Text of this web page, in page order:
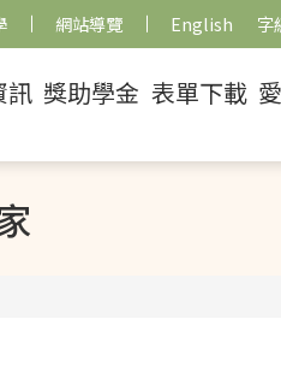
網站導覽 English 字
訊 獎助學金 表單下載